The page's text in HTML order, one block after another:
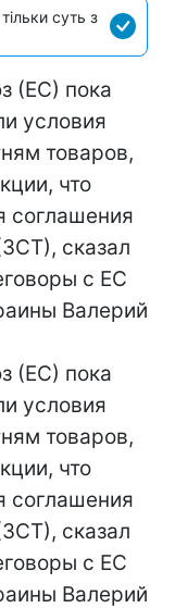
суть з
(ЕС) пока
условия
товаров,
что
соглашения
сказал
с ЕС
Валерий
(ЕС) пока
условия
товаров,
что
соглашения
сказал
с ЕС
Валерий